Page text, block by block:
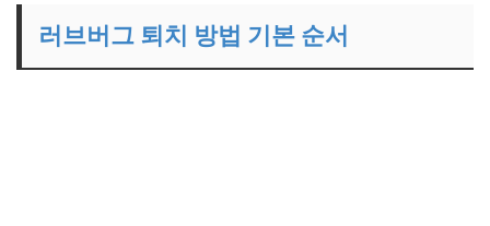
러브버그 퇴치 방법 기본 순서